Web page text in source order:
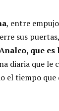
, entre
sus
que es
diaria que le
el tiempo